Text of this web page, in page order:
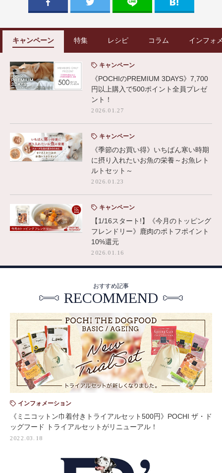
キャンペーン 特集 レシピ コラム インフォ
キャンペーン
《POCHIのPREMIUM 3DAYS》7,700
円以上購入で500ポイント全員プレゼ
ント！
2026.01.27
キャンペーン
《季節のお買い得》いちばん寒い時期
に摂り入れたいお魚の栄養～お魚レト
ルトセット～
2026.01.23
キャンペーン
【1/16スタート!】《今月のトッピング
フレンドリー》鹿肉のポトフポイント
10%還元
2026.01.16
おすすめ記事
RECOMMEND
インフォメーション
《ミニコットン巾着付きトライアルセット500円》POCHI ザ・ド
ッグフード トライアルセットがリニューアル！
2022.03.18